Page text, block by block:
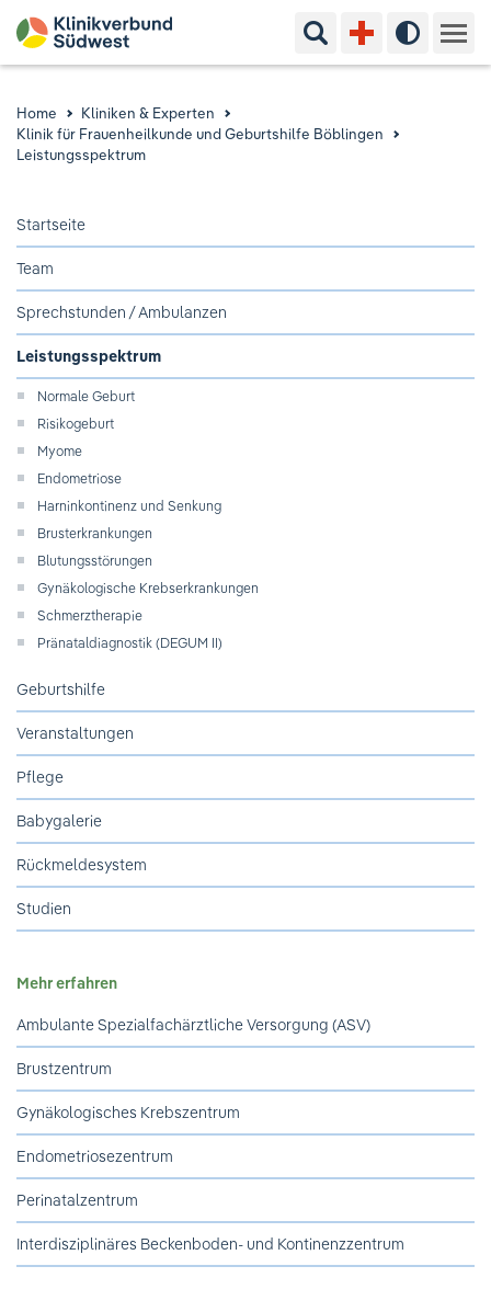
Suchbegriff eingeben
Hoher
Ihr Aufenthalt
Ausbildung & Studium
Jobs & Karriere
Der Klinikverbund Südwest
Standorte & Kontakt
Ihre Meinung ist uns wichtig!
Home
Kliniken & Experten
Klinik für Frauenheilkunde und Geburtshilfe Böblingen
Leistungsspektrum
Startseite
Team
Sprechstunden / Ambulanzen
Leistungsspektrum
Normale Geburt
Risikogeburt
Myome
Endometriose
Harninkontinenz und Senkung
Brusterkrankungen
Blutungsstörungen
Gynäkologische Krebserkrankungen
Schmerztherapie
Pränataldiagnostik (DEGUM II)
Geburtshilfe
Veranstaltungen
Pflege
Babygalerie
Rückmeldesystem
Studien
Mehr erfahren
Ambulante Spezialfachärztliche Versorgung (ASV)
Brustzentrum
Gynäkologisches Krebszentrum
Endometriosezentrum
Perinatalzentrum
Interdisziplinäres Beckenboden- und Kontinenzzentrum